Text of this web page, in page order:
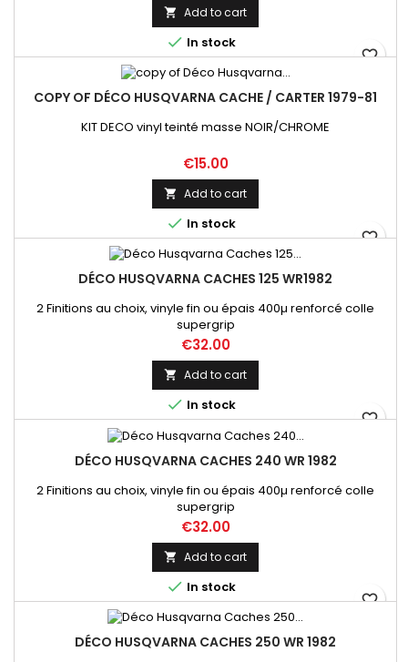
 Add to cart
 In stock
favorite_border
COPY OF DÉCO HUSQVARNA CACHE / CARTER 1979-81
KIT DECO vinyl teinté masse NOIR/CHROME
Price
€15.00
 Add to cart
 In stock
favorite_border
DÉCO HUSQVARNA CACHES 125 WR1982
2 Finitions au choix, vinyle fin ou épais 400µ renforcé colle
supergrip
Price
€32.00
 Add to cart
 In stock
favorite_border
DÉCO HUSQVARNA CACHES 240 WR 1982
2 Finitions au choix, vinyle fin ou épais 400µ renforcé colle
supergrip
Price
€32.00
 Add to cart
 In stock
favorite_border
DÉCO HUSQVARNA CACHES 250 WR 1982